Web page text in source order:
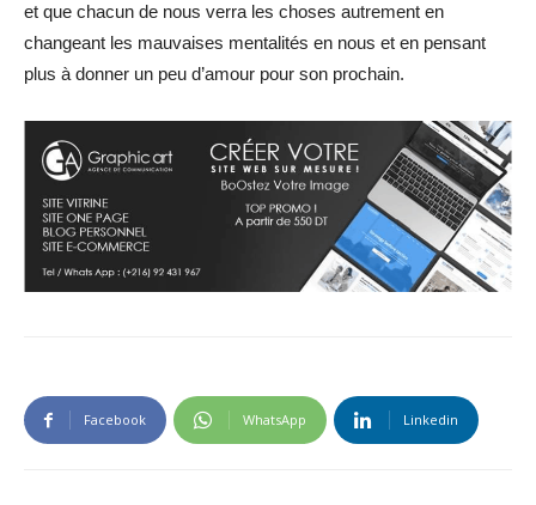
et que chacun de nous verra les choses autrement en
changeant les mauvaises mentalités en nous et en pensant
plus à donner un peu d’amour pour son prochain.
Facebook WhatsApp Linkedin